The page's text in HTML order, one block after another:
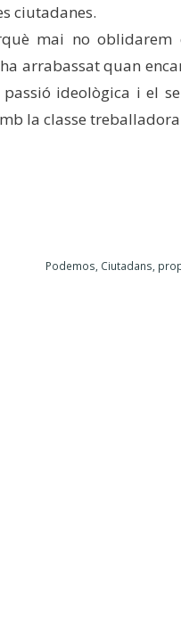
ciutadanes.
mai no oblidarem
arrabassat quan
ideològica i el
la classe
Podemos, Ciutadans,